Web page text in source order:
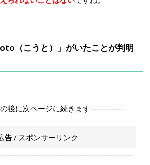
（こうと）」がいたことが判明
後に次ページに続きます-----------
告 / スポンサーリンク